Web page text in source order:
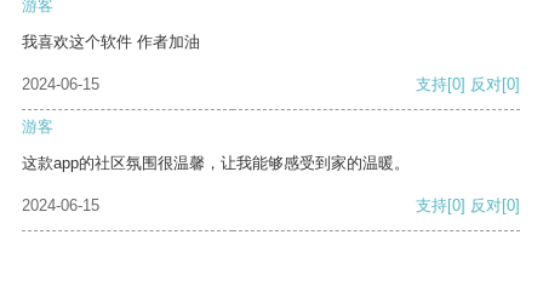
游客
我喜欢这个软件 作者加油
2024-06-15 支持[0] 反对[0]
游客
这款app的社区氛围很温馨，让我能够感受到家的温暖。
2024-06-15 支持[0] 反对[0]